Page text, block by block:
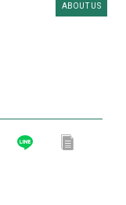
ABOUT US